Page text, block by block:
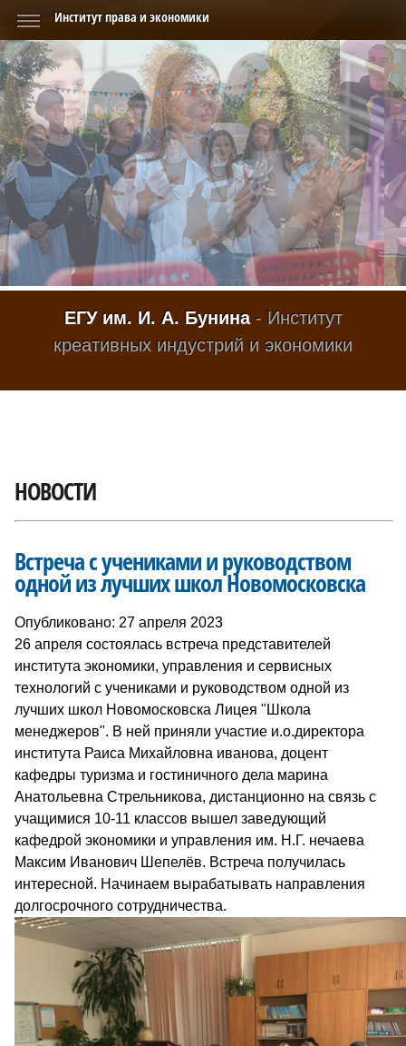
ЕГУ им. И. А. Бунина- Институт
креативных индустрий и экономики
НОВОСТИ
Встреча с учениками и руководством
одной из лучших школ Новомосковска
Опубликовано: 27 апреля 2023
26 апреля состоялась встреча представителей
института экономики, управления и сервисных
технологий с учениками и руководством одной из
лучших школ Новомосковска Лицея "Школа
менеджеров". В ней приняли участие и.о.директора
института Раиса Михайловна иванова, доцент
кафедры туризма и гостиничного дела марина
Анатольевна Стрельникова, дистанционно на связь с
учащимися 10-11 классов вышел заведующий
кафедрой экономики и управления им. Н.Г. нечаева
Максим Иванович Шепелёв. Встреча получилась
интересной. Начинаем вырабатывать направления
долгосрочного сотрудничества.
Институт права и экономики